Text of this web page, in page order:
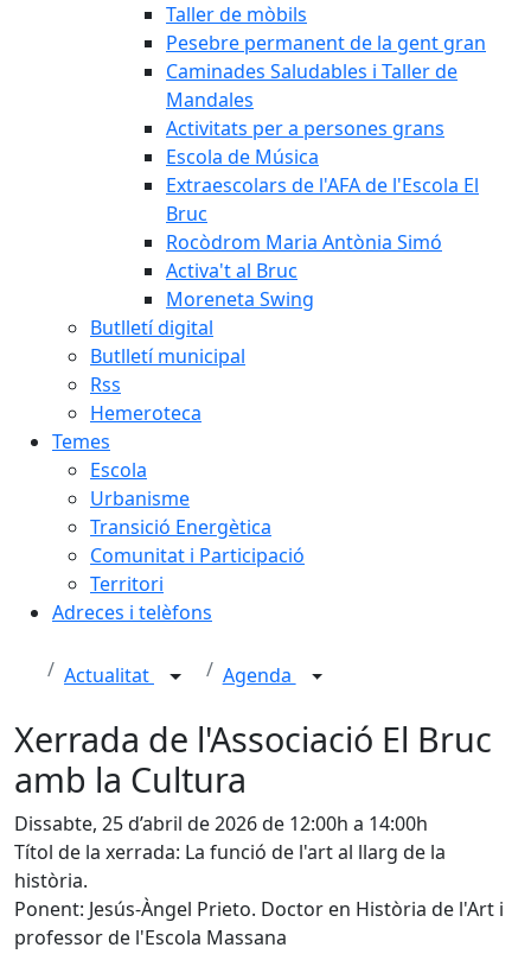
Taller de mòbils
Pesebre permanent de la gent gran
Caminades Saludables i Taller de
Mandales
Activitats per a persones grans
Escola de Música
Extraescolars de l'AFA de l'Escola El
Bruc
Rocòdrom Maria Antònia Simó
Activa't al Bruc
Moreneta Swing
Butlletí digital
Butlletí municipal
Rss
Hemeroteca
Temes
Escola
Urbanisme
Transició Energètica
Comunitat i Participació
Territori
Adreces i telèfons
Actualitat Agenda
Xerrada de l'Associació El Bruc
amb la Cultura
Dissabte, 25 d’abril de 2026 de 12:00h a 14:00h
Títol de la xerrada: La funció de l'art al llarg de la
història.
Ponent: Jesús-Àngel Prieto. Doctor en Història de l'Art i
professor de l'Escola Massana